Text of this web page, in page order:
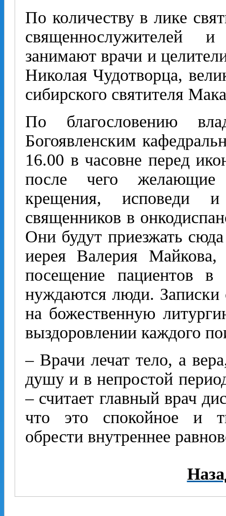
По количеству в лике
священнослужителей
занимают врачи и
Николая Чудотворца,
сибирского святителя
По благословению
Богоявленским
16.00 в часовне перед
после чего желающие
крещения, исповеди
священников в
Они будут приезжать
иерея Валерия Майкова,
посещение пациентов в
нуждаются люди. Записки
на божественную
выздоровлении каждого
– Врачи лечат тело, а
душу и в непростой
– считает главный врач
что это спокойное и
обрести внутреннее